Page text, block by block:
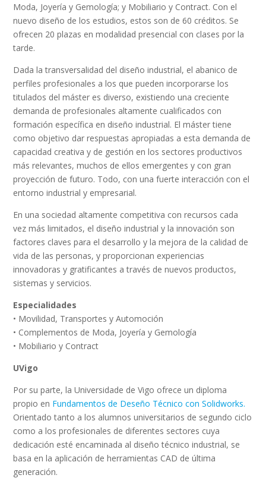
Moda, Joyería y Gemología; y Mobiliario y Contract. Con el
nuevo diseño de los estudios, estos son de 60 créditos. Se
ofrecen 20 plazas en modalidad presencial con clases por la
tarde.
Dada la transversalidad del diseño industrial, el abanico de
perfiles profesionales a los que pueden incorporarse los
titulados del máster es diverso, existiendo una creciente
demanda de profesionales altamente cualificados con
formación específica en diseño industrial. El máster tiene
como objetivo dar respuestas apropiadas a esta demanda de
capacidad creativa y de gestión en los sectores productivos
más relevantes, muchos de ellos emergentes y con gran
proyección de futuro. Todo, con una fuerte interacción con el
entorno industrial y empresarial.
En una sociedad altamente competitiva con recursos cada
vez más limitados, el diseño industrial y la innovación son
factores claves para el desarrollo y la mejora de la calidad de
vida de las personas, y proporcionan experiencias
innovadoras y gratificantes a través de nuevos productos,
sistemas y servicios.
Especialidades
• Movilidad, Transportes y Automoción
• Complementos de Moda, Joyería y Gemología
• Mobiliario y Contract
UVigo
Por su parte, la Universidade de Vigo ofrece un diploma
propio en Fundamentos de Deseño Técnico con Solidworks.
Orientado tanto a los alumnos universitarios de segundo ciclo
como a los profesionales de diferentes sectores cuya
dedicación esté encaminada al diseño técnico industrial, se
basa en la aplicación de herramientas CAD de última
generación.